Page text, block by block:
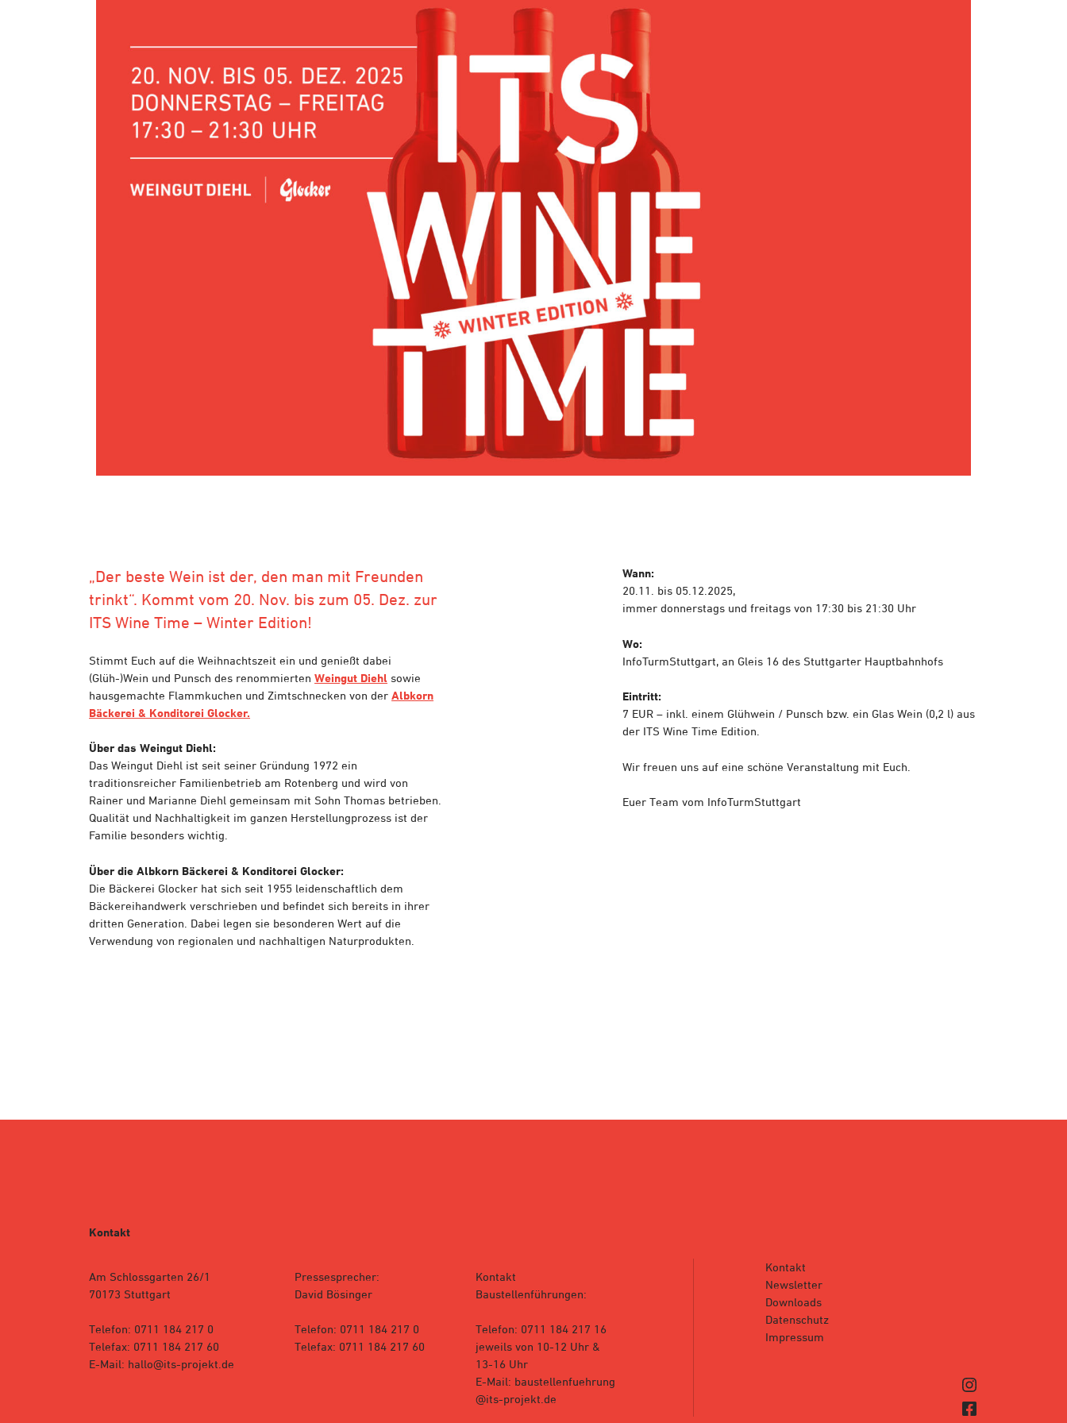
„Der beste Wein ist der, den man mit Freunden
trinkt“. Kommt vom 20. Nov. bis zum 05. Dez. zur
ITS Wine Time – Winter Edition!
Stimmt Euch auf die Weihnachtszeit ein und genießt dabei
(Glüh-)Wein und Punsch des renommiertenWeingut Diehl sowie
hausgemachte Flammkuchen und Zimtschnecken von derAlbkorn
Bäckerei & Konditorei Glocker.
Über das Weingut Diehl:
Das Weingut Diehl ist seit seiner Gründung 1972 ein
traditionsreicher Familienbetrieb am Rotenberg und wird von
Rainer und Marianne Diehl gemeinsam mit Sohn Thomas betrieben.
Qualität und Nachhaltigkeit im ganzen Herstellungprozess ist der
Familie besonders wichtig.
Über die Albkorn Bäckerei & Konditorei Glocker:
Die Bäckerei Glocker hat sich seit 1955 leidenschaftlich dem
Bäckereihandwerk verschrieben und befindet sich bereits in ihrer
dritten Generation. Dabei legen sie besonderen Wert auf die
Verwendung von regionalen und nachhaltigen Naturprodukten.
Wann:
20.11. bis 05.12.2025,
immer donnerstags und freitags von 17:30 bis 21:30 Uhr
Wo:
InfoTurmStuttgart, an Gleis 16 des Stuttgarter Hauptbahnhofs
Eintritt:
7 EUR – inkl. einem Glühwein / Punsch bzw. ein Glas Wein (0,2 l) aus
der ITS Wine Time Edition.
Wir freuen uns auf eine schöne Veranstaltung mit Euch.
Euer Team vom InfoTurmStuttgart
Kontakt
Am Schlossgarten 26/1
70173 Stuttgart
Telefon: 0711 184 217 0
Telefax: 0711 184 217 60
E-Mail: hallo@its-projekt.de
Pressesprecher:
David Bösinger
Telefon: 0711 184 217 0
Telefax: 0711 184 217 60
Kontakt
Baustellenführungen:
Telefon: 0711 184 217 16
jeweils von 10-12 Uhr &
13-16 Uhr
E-Mail: baustellenfuehrung
@its-projekt.de
Kontakt
Newsletter
Downloads
Datenschutz
Impressum